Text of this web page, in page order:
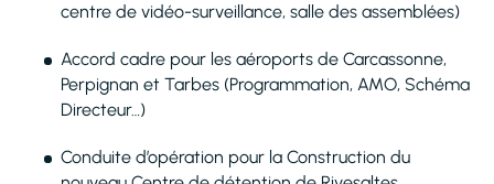
centre de vidéo-surveillance, salle des assemblées)
Accord cadre pour les aéroports de Carcassonne,
Perpignan et Tarbes (Programmation, AMO, Schéma
Directeur…)
Conduite d’opération pour la Construction du